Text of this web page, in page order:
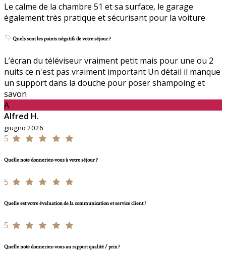
Le calme de la chambre 51 et sa surface, le garage
également très pratique et sécurisant pour la voiture
Quels sont les points négatifs de votre séjour ?
L’écran du téléviseur vraiment petit mais pour une ou 2
nuits ce n'est pas vraiment important Un détail il manque
un support dans la douche pour poser shampoing et
savon
A
Alfred H.
giugno 2026
5
Quelle note donneriez-vous à votre séjour ?
5
Quelle est votre évaluation de la communication et service client ?
5
Quelle note donneriez-vous au rapport qualité / prix ?